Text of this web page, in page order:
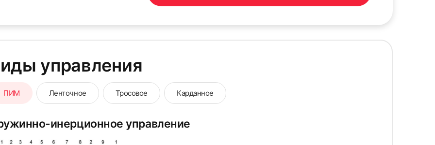
управления
ПИМ Ленточное Тросовое Карданное
инерционное управление